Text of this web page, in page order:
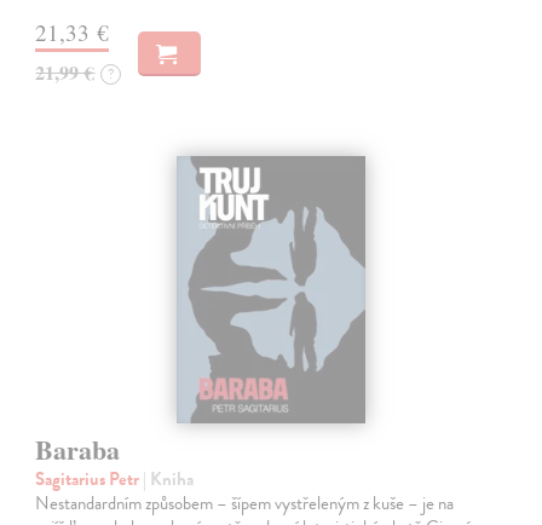
21,33 €
21,99 € ?
Baraba
Sagitarius Petr| Kniha
Nestandardním způsobem – šípem vystřeleným z kuše – je na